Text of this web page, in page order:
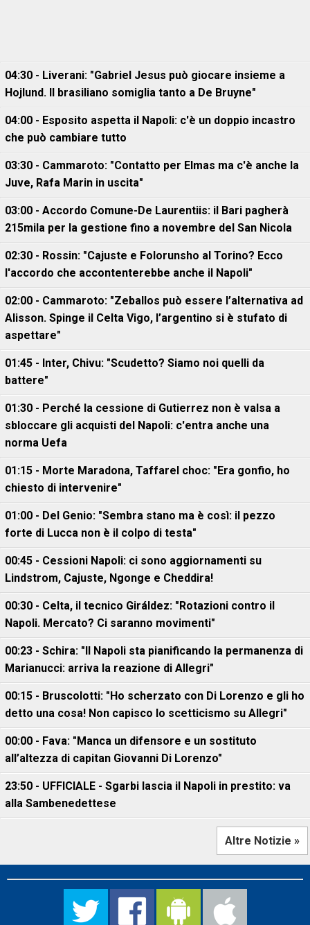
04:30 - Liverani: "Gabriel Jesus può giocare insieme a
Hojlund. Il brasiliano somiglia tanto a De Bruyne"
04:00 - Esposito aspetta il Napoli: c'è un doppio incastro
che può cambiare tutto
03:30 - Cammaroto: "Contatto per Elmas ma c'è anche la
Juve, Rafa Marin in uscita"
03:00 - Accordo Comune-De Laurentiis: il Bari pagherà
215mila per la gestione fino a novembre del San Nicola
02:30 - Rossin: "Cajuste e Folorunsho al Torino? Ecco
l'accordo che accontenterebbe anche il Napoli"
02:00 - Cammaroto: "Zeballos può essere l’alternativa ad
Alisson. Spinge il Celta Vigo, l’argentino si è stufato di
aspettare"
01:45 - Inter, Chivu: "Scudetto? Siamo noi quelli da
battere"
01:30 - Perché la cessione di Gutierrez non è valsa a
sbloccare gli acquisti del Napoli: c'entra anche una
norma Uefa
01:15 - Morte Maradona, Taffarel choc: "Era gonfio, ho
chiesto di intervenire"
01:00 - Del Genio: "Sembra stano ma è così: il pezzo
forte di Lucca non è il colpo di testa"
00:45 - Cessioni Napoli: ci sono aggiornamenti su
Lindstrom, Cajuste, Ngonge e Cheddira!
00:30 - Celta, il tecnico Giráldez: "Rotazioni contro il
Napoli. Mercato? Ci saranno movimenti"
00:23 - Schira: "Il Napoli sta pianificando la permanenza di
Marianucci: arriva la reazione di Allegri"
00:15 - Bruscolotti: "Ho scherzato con Di Lorenzo e gli ho
detto una cosa! Non capisco lo scetticismo su Allegri"
00:00 - Fava: "Manca un difensore e un sostituto
all’altezza di capitan Giovanni Di Lorenzo"
23:50 - UFFICIALE - Sgarbi lascia il Napoli in prestito: va
alla Sambenedettese
Altre Notizie »